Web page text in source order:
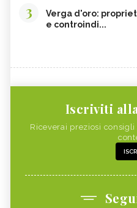
3
Verga d'oro:
e controindi...
Iscriviti
Riceverai preziosi